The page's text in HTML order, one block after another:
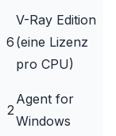
6
V-Ray Edition
(eine Lizenz
pro CPU)
2
Agent for
Windows